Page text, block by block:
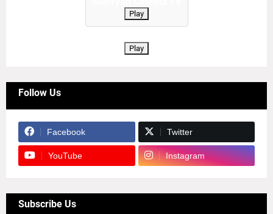
Play
Play
Follow Us
Facebook Twitter
YouTube Instagram
Subscribe Us